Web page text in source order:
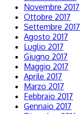
Novembre 2017
Ottobre 2017
Settembre 2017
Agosto 2017
Luglio 2017
Giugno 2017
Maggio 2017
Aprile 2017
Marzo 2017
Febbraio 2017
Gennaio 2017